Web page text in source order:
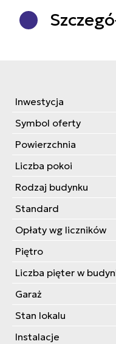
Inwestycja
Symbol oferty
Powierzchnia
Liczba pokoi
Rodzaj budynku
Standard
Opłaty wg liczników
Piętro
Liczba pięter w
Garaż
Stan lokalu
Instalacje